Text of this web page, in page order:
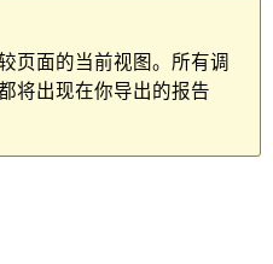
页面的当前视图。所有调
将出现在你导出的报告